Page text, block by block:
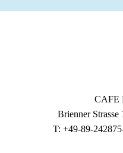
CAFE
Brienner
T: +49-89-